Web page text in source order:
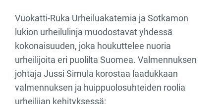
Vuokatti-Ruka Urheiluakatemia ja Sotkamon
lukion urheilulinja muodostavat yhdessä
kokonaisuuden, joka houkuttelee nuoria
urheilijoita eri puolilta Suomea. Valmennuksen
johtaja Jussi Simula korostaa laadukkaan
valmennuksen ja huippuolosuhteiden roolia
urheilijan kehityksessä: